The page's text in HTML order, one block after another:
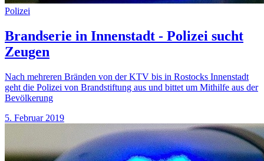
Polizei
Brandserie in Innenstadt - Polizei sucht
Zeugen
Nach mehreren Bränden von der KTV bis in Rostocks Innenstadt
geht die Polizei von Brandstiftung aus und bittet um Mithilfe aus der
Bevölkerung
5. Februar 2019